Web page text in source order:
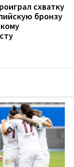
схватку
бронзу